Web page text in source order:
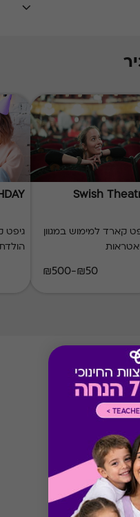
Swish
גיפט קארד למימוש במגוון
₪50-₪500
גיפט